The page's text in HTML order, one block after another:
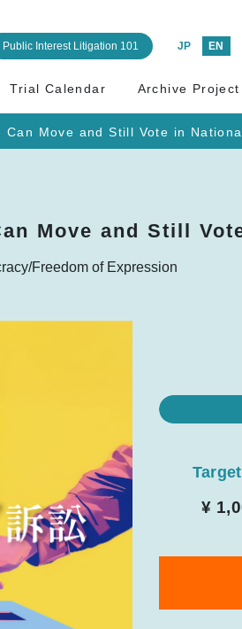
Public Interest Litigation 101 JP EN
Trial Calendar Archive Project
Move and Still Vote in
Move and Still
Freedom of Expression
¥